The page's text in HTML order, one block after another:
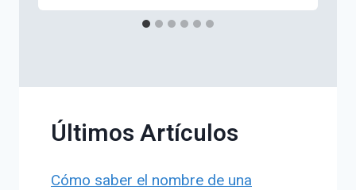
Últimos Artículos
Cómo saber el nombre de una